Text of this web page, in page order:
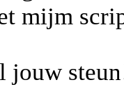
mijm
jouw